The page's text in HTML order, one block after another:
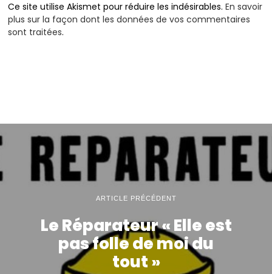
Ce site utilise Akismet pour réduire les indésirables.En savoir
plus sur la façon dont les données de vos commentaires
sont traitées.
ARTICLE PRÉCÉDENT
Le Réparateur « Elle est
pas folle de moi du
tout »